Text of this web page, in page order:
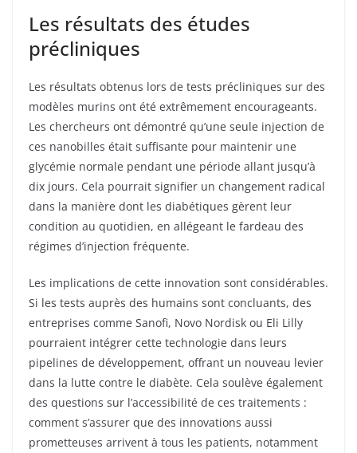
Les résultats des études
précliniques
Les résultats obtenus lors de tests précliniques sur des
modèles murins ont été extrêmement encourageants.
Les chercheurs ont démontré qu’une seule injection de
ces nanobilles était suffisante pour maintenir une
glycémie normale pendant une période allant jusqu’à
dix jours. Cela pourrait signifier un changement radical
dans la manière dont les diabétiques gèrent leur
condition au quotidien, en allégeant le fardeau des
régimes d’injection fréquente.
Les implications de cette innovation sont considérables.
Si les tests auprès des humains sont concluants, des
entreprises comme Sanofi, Novo Nordisk ou Eli Lilly
pourraient intégrer cette technologie dans leurs
pipelines de développement, offrant un nouveau levier
dans la lutte contre le diabète. Cela soulève également
des questions sur l’accessibilité de ces traitements :
comment s’assurer que des innovations aussi
prometteuses arrivent à tous les patients, notamment